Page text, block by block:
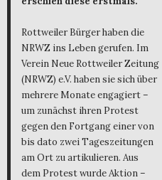
Rottweiler Bürger haben die
NRWZ ins Leben gerufen. Im
Verein Neue Rottweiler Zeitung
(NRWZ) e.V. haben sie sich über
mehrere Monate engagiert –
um zunächst ihren Protest
gegen den Fortgang einer von
bis dato zwei Tageszeitungen
am Ort zu artikulieren. Aus
dem Protest wurde Aktion –